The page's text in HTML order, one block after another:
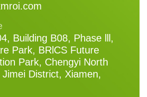
Building B08, Phase lll,
Park, BRlCS Future
Park, Chengyi North
District, Xiamen,